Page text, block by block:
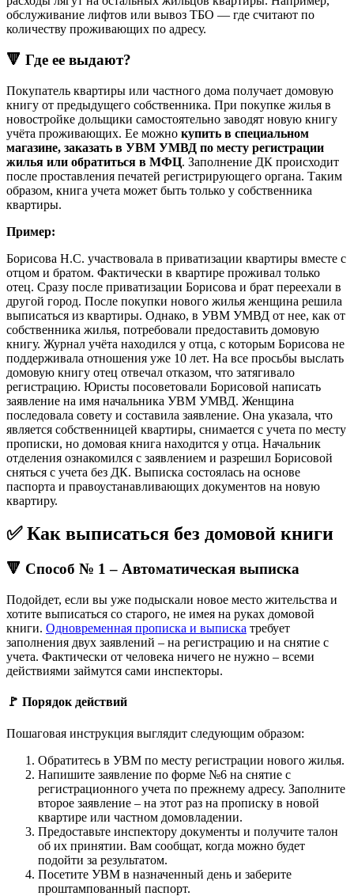
обслуживание лифтов или вывоз ТБО — где считают по
количеству проживающих по адресу.
🔻 Где ее выдают?
Покупатель квартиры или частного дома получает домовую
книгу от предыдущего собственника. При покупке жилья в
новостройке дольщики самостоятельно заводят новую книгу
учёта проживающих. Ее можно купить в специальном
магазине, заказать в УВМ УМВД по месту регистрации
жилья или обратиться в МФЦ. Заполнение ДК происходит
после проставления печатей регистрирующего органа. Таким
образом, книга учета может быть только у собственника
квартиры.
Пример:
Борисова Н.С. участвовала в приватизации квартиры вместе с
отцом и братом. Фактически в квартире проживал только
отец. Сразу после приватизации Борисова и брат переехали в
другой город. После покупки нового жилья женщина решила
выписаться из квартиры. Однако, в УВМ УМВД от нее, как от
собственника жилья, потребовали предоставить домовую
книгу. Журнал учёта находился у отца, с которым Борисова не
поддерживала отношения уже 10 лет. На все просьбы выслать
домовую книгу отец отвечал отказом, что затягивало
регистрацию. Юристы посоветовали Борисовой написать
заявление на имя начальника УВМ УМВД. Женщина
последовала совету и составила заявление. Она указала, что
является собственницей квартиры, снимается с учета по месту
прописки, но домовая книга находится у отца. Начальник
отделения ознакомился с заявлением и разрешил Борисовой
сняться с учета без ДК. Выписка состоялась на основе
паспорта и правоустанавливающих документов на новую
квартиру.
✅ Как выписаться без домовой книги
🔻 Способ № 1 – Автоматическая выписка
Подойдет, если вы уже подыскали новое место жительства и
хотите выписаться со старого, не имея на руках домовой
книги. Одновременная прописка и выписка требует
заполнения двух заявлений – на регистрацию и на снятие с
учета. Фактически от человека ничего не нужно – всеми
действиями займутся сами инспекторы.
🚩 Порядок действий
Пошаговая инструкция выглядит следующим образом:
Обратитесь в УВМ по месту регистрации нового жилья.
Напишите заявление по форме №6 на снятие с
регистрационного учета по прежнему адресу. Заполните
второе заявление – на этот раз на прописку в новой
квартире или частном домовладении.
Предоставьте инспектору документы и получите талон
об их принятии. Вам сообщат, когда можно будет
подойти за результатом.
Посетите УВМ в назначенный день и заберите
проштампованный паспорт.